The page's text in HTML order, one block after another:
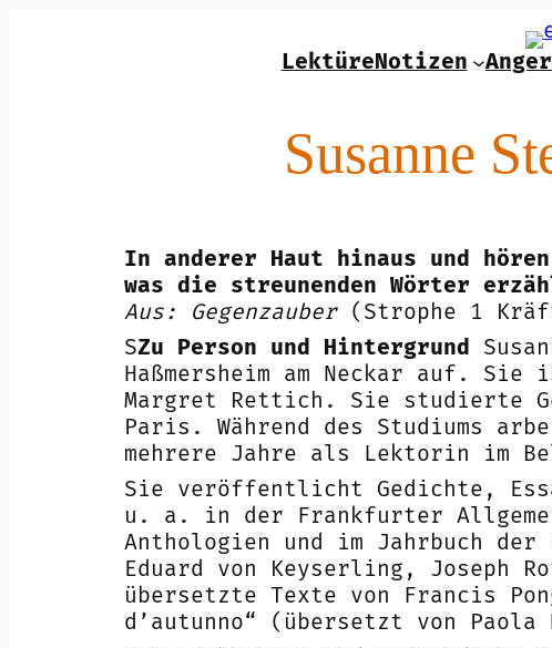
LektüreNotizen
Susanne
In anderer Haut hinaus und
was die streunenden Wörter
Aus: Gegenzauber(Strophe 1
SZu Person und Hintergrund
Haßmersheim am Neckar auf.
Margret Rettich. Sie studierte
Paris. Während des Studiums
mehrere Jahre als Lektorin
Sie veröffentlicht Gedichte,
u. a. in der Frankfurter
Anthologien und im Jahrbuch
Eduard von Keyserling, Joseph
übersetzte Texte von Francis
d’autunno“ (übersetzt von